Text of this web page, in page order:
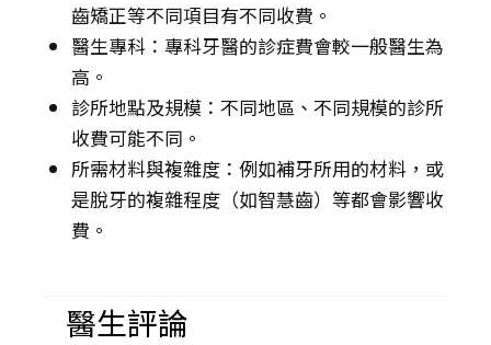
齒矯正等不同項目有不同收費。
醫生專科：專科牙醫的診症費會較一般醫生為
高。
診所地點及規模：不同地區、不同規模的診所
收費可能不同。
所需材料與複雜度：例如補牙所用的材料，或
是脫牙的複雜程度（如智慧齒）等都會影響收
費。
醫生評論